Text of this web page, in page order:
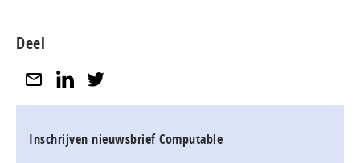
Deel
Inschrijven nieuwsbrief Computable